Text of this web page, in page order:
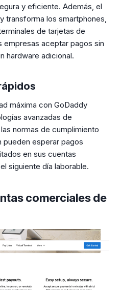
y eficiente. Además, el
transforma los smartphones,
de tarjetas de
empresas aceptar pagos sin
hardware adicional.
máxima con GoDaddy
avanzadas de
normas de cumplimiento
pueden esperar pagos
en sus cuentas
siguiente día laborable.
comerciales de